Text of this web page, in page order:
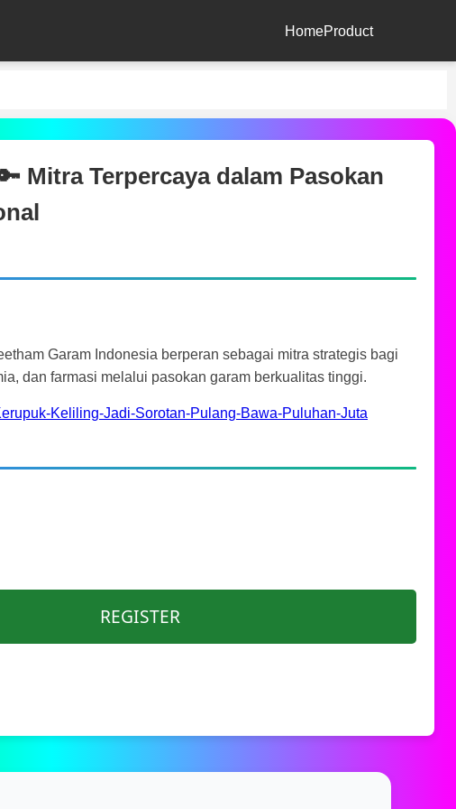
HomeProduct
Mitra Terpercaya dalam Pasokan
Garam Indonesia berperan sebagai mitra strategis bagi
dan farmasi melalui pasokan garam berkualitas tinggi.
Keliling-Jadi-Sorotan-Pulang-Bawa-Puluhan-Juta
REGISTER